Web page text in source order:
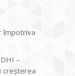
împotriva
–
creşterea